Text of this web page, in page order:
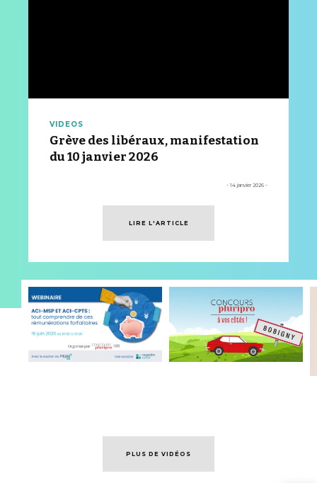
VIDEOS
Grève des libéraux, manifestation
du 10 janvier 2026
- 14 janvier 2026 -
LIRE L'ARTICLE
PLUS DE VIDÉOS